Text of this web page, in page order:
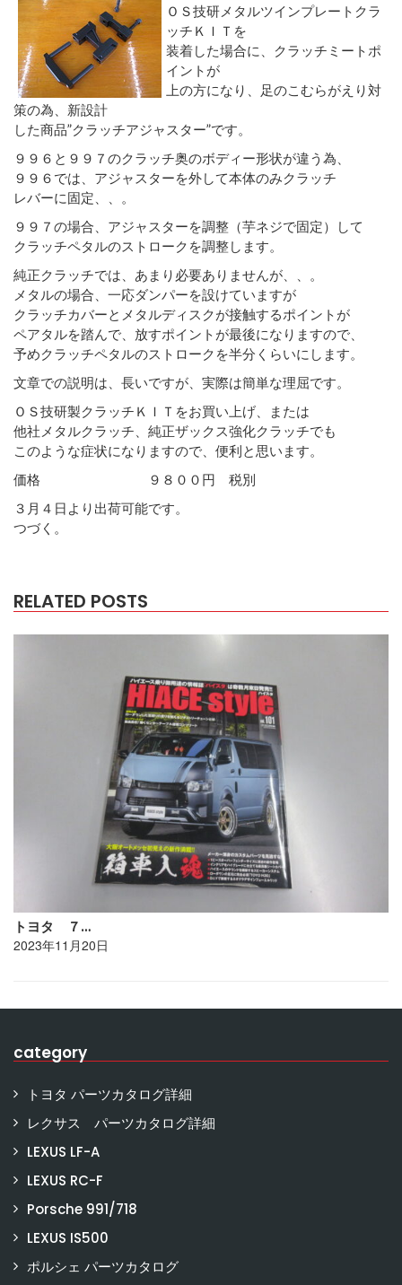
ＯＳ技研メタルツインプレートクラ
ッチＫＩＴを
装着した場合に、クラッチミートポ
イントが
上の方になり、足のこむらがえり対
策の為、新設計
した商品”クラッチアジャスター”です。
９９６と９９７のクラッチ奥のボディー形状が違う為、
９９６では、アジャスターを外して本体のみクラッチ
レバーに固定、、。
９９７の場合、アジャスターを調整（芋ネジで固定）して
クラッチペタルのストロークを調整します。
純正クラッチでは、あまり必要ありませんが、、。
メタルの場合、一応ダンパーを設けていますが
クラッチカバーとメタルディスクが接触するポイントが
ペアタルを踏んで、放すポイントが最後になりますので、
予めクラッチペタルのストロークを半分くらいにします。
文章での説明は、長いですが、実際は簡単な理屈です。
ＯＳ技研製クラッチＫＩＴをお買い上げ、または
他社メタルクラッチ、純正ザックス強化クラッチでも
このような症状になりますので、便利と思います。
価格 ９８００円 税別
３月４日より出荷可能です。
つづく。
RELATED POSTS
トヨタ ７…
2023年11月20日
category
トヨタ パーツカタログ詳細
レクサス パーツカタログ詳細
LEXUS LF-A
LEXUS RC-F
Porsche 991/718
LEXUS IS500
ポルシェ パーツカタログ